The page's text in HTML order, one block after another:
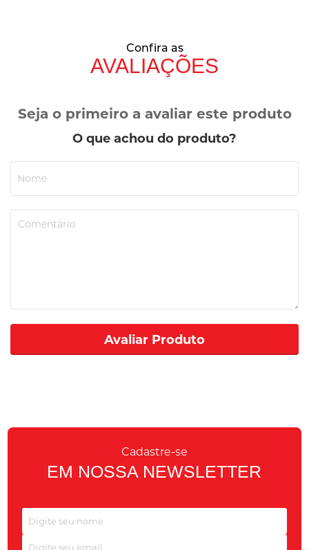
Confira as
AVALIAÇÕES
Seja o primeiro a avaliar este produto
O que achou do produto?
Avaliar Produto
Cadastre-se
EM NOSSA NEWSLETTER